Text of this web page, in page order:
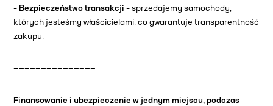
– Bezpieczeństwo transakcji– sprzedajemy samochody,
których jesteśmy właścicielami, co gwarantuje transparentność
zakupu.
———————————————
Finansowanie i ubezpieczenie w jednym miejscu, podczas